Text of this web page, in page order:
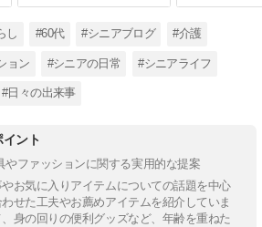
し #60代 #シニアブログ #介護
ョン #シニアの日常 #シニアライフ
#日々の出来事
ント
やファッションに関する実用的な提案
お気に入りアイテムについての話題を中心
せた工夫やお薦めアイテムを紹介していま
身の回りの便利グッズなど、年齢を重ねた